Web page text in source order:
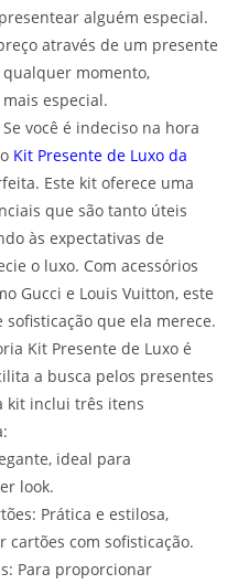
alguém especial.
através de um presente
momento,
especial.
Se você é indeciso na hora
Kit Presente de Luxo da
Este kit oferece uma
que são tanto úteis
às expectativas de
o luxo. Com acessórios
Gucci e Louis Vuitton, este
que ela merece.
Kit Presente de Luxo é
a busca pelos presentes
kit inclui três itens
ideal para
look.
Prática e estilosa,
com sofisticação.
Para proporcionar